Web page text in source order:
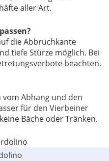
aller Art.
die Abbruchkante
tiefe Stürze möglich. Bei
beachten.
Abhang und den
für den Vierbeiner
Bäche oder Tränken.